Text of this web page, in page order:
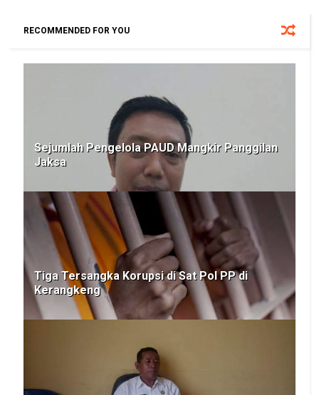
RECOMMENDED FOR YOU
Sejumlah Pengelola PAUD Mangkir Panggilan
Jaksa
Tiga Tersangka Korupsi di Sat Pol PP di
Kerangkeng